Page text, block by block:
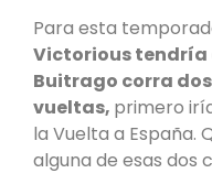
Para esta
Victorious tendría
Buitrago corra
vueltas, primero
la Vuelta a España.
alguna de esas dos